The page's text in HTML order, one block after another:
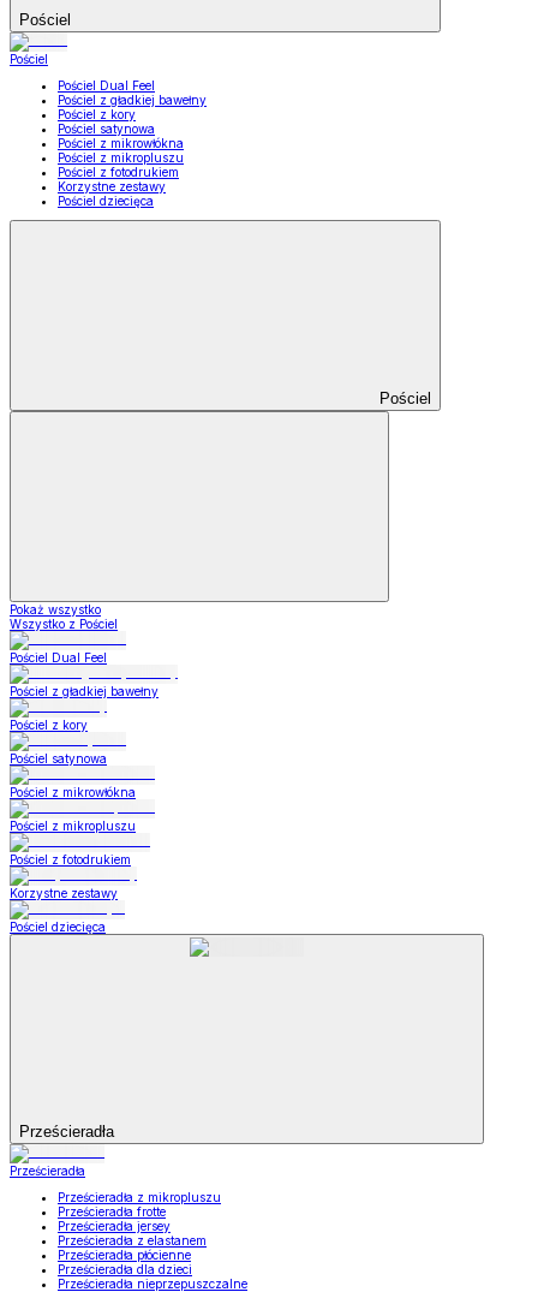
Pościel
Pościel
Pościel Dual Feel
Pościel z gładkiej bawełny
Pościel z kory
Pościel satynowa
Pościel z mikrowłókna
Pościel z mikropluszu
Pościel z fotodrukiem
Korzystne zestawy
Pościel dziecięca
Pościel
Pokaż wszystko
Wszystko z Pościel
Pościel Dual Feel
Pościel z gładkiej bawełny
Pościel z kory
Pościel satynowa
Pościel z mikrowłókna
Pościel z mikropluszu
Pościel z fotodrukiem
Korzystne zestawy
Pościel dziecięca
Prześcieradła
Prześcieradła
Prześcieradła z mikropluszu
Prześcieradła frotte
Prześcieradła jersey
Prześcieradła z elastanem
Prześcieradła płócienne
Prześcieradła dla dzieci
Prześcieradła nieprzepuszczalne